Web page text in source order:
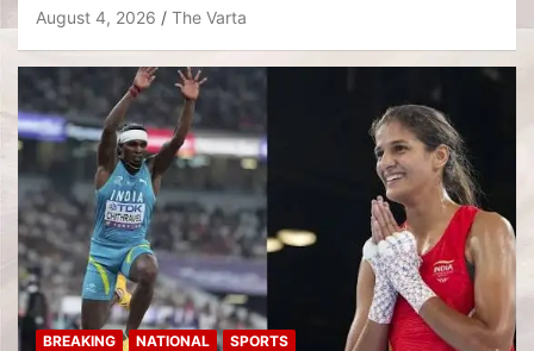
August 4, 2026 The Varta
BREAKING NATIONAL SPORTS